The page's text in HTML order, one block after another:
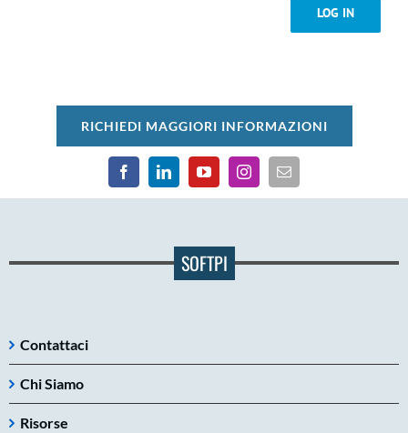
LOG IN
RICHIEDI MAGGIORI INFORMAZIONI
SOFTPI
Contattaci
Chi Siamo
Risorse